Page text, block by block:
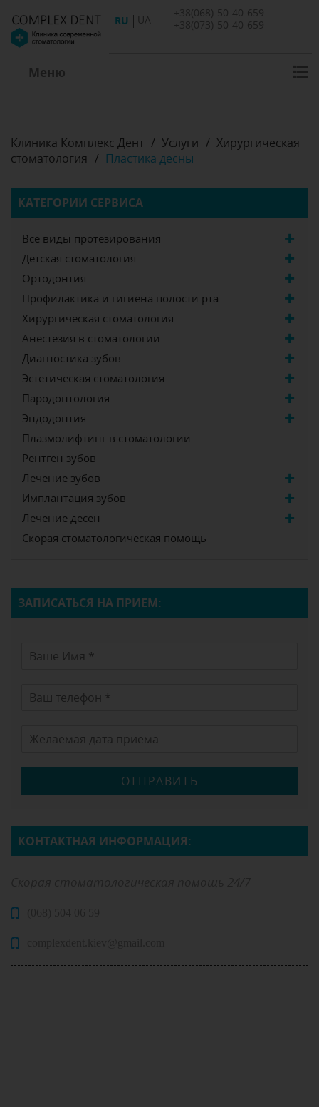
RU UA
+38(068)-50-40-659
+38(073)-50-40-659
Меню
Клиника Комплекс Дент / Услуги / Хирургическая
стоматология / Пластика десны
КАТЕГОРИИ СЕРВИСА
Все виды протезирования
Детская стоматология
Ортодонтия
Профилактика и гигиена полости рта
Хирургическая стоматология
Анестезия в стоматологии
Диагностика зубов
Эстетическая стоматология
Пародонтология
Эндодонтия
Плазмолифтинг в стоматологии
Рентген зубов
Лечение зубов
Имплантация зубов
Лечение десен
Скорая стоматологическая помощь
ЗАПИСАТЬСЯ НА ПРИЕМ:
ОТПРАВИТЬ
КОНТАКТНАЯ ИНФОРМАЦИЯ: